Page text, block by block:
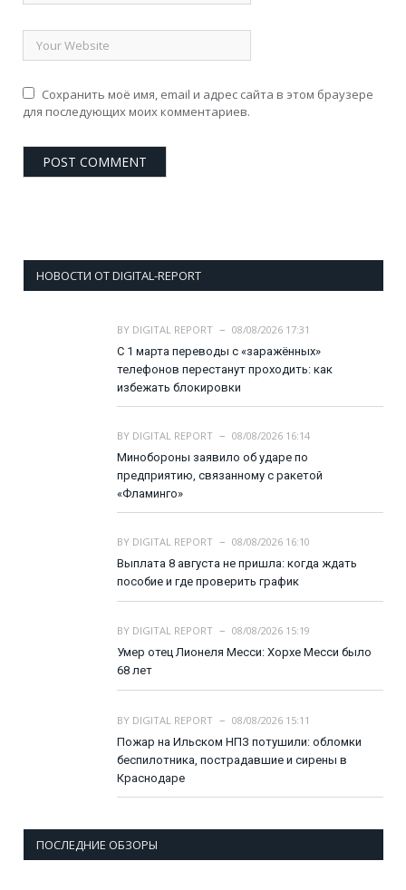
Сохранить моё имя, email и адрес сайта в этом браузере
для последующих моих комментариев.
НОВОСТИ ОТ DIGITAL-REPORT
BY DIGITAL REPORT
08/08/2026 17:31
С 1 марта переводы с «заражённых»
телефонов перестанут проходить: как
избежать блокировки
BY DIGITAL REPORT
08/08/2026 16:14
Минобороны заявило об ударе по
предприятию, связанному с ракетой
«Фламинго»
BY DIGITAL REPORT
08/08/2026 16:10
Выплата 8 августа не пришла: когда ждать
пособие и где проверить график
BY DIGITAL REPORT
08/08/2026 15:19
Умер отец Лионеля Месси: Хорхе Месси было
68 лет
BY DIGITAL REPORT
08/08/2026 15:11
Пожар на Ильском НПЗ потушили: обломки
беспилотника, пострадавшие и сирены в
Краснодаре
ПОСЛЕДНИЕ ОБЗОРЫ